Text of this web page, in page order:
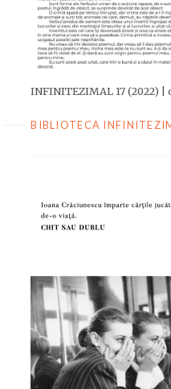
INFINITEZIMAL 17 (2022)
BIBLIOTECA